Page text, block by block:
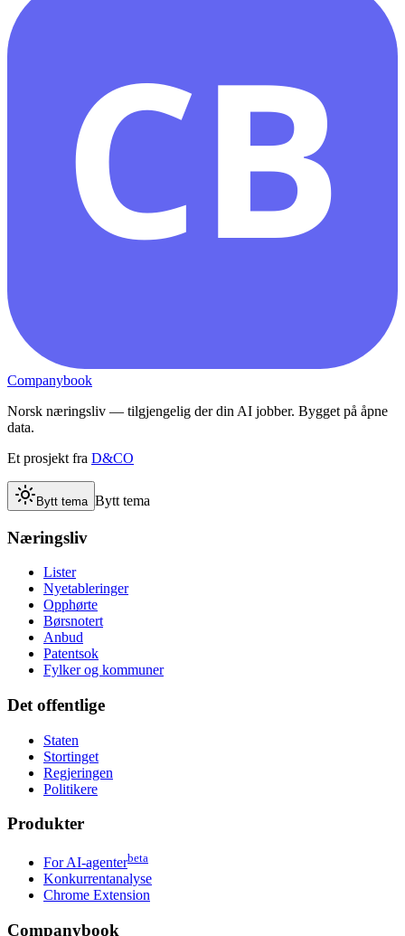
CB
Companybook
Norsk næringsliv — tilgjengelig der din AI jobber. Bygget på åpne
data.
Et prosjekt fra D&CO
Bytt tema Bytt tema
Næringsliv
Lister
Nyetableringer
Opphørte
Børsnotert
Anbud
Patentsok
Fylker og kommuner
Det offentlige
Staten
Stortinget
Regjeringen
Politikere
Produkter
For AI-agenterbeta
Konkurrentanalyse
Chrome Extension
Companybook